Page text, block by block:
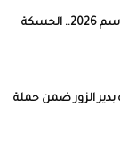
قفزة في إنتاج القمح السوري خلال موسم 2026.. الحسكة
بدير الزور ضمن حملة